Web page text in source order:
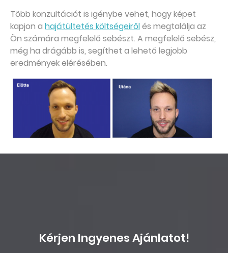
Több konzultációt is igénybe vehet, hogy képet
kapjon a hajátültetés költségeirőlés megtalálja az
Ön számára megfelelő sebészt. A megfelelő sebész,
még ha drágább is, segíthet a lehető legjobb
eredmények elérésében.
Kérjen Ingyenes Ajánlatot!